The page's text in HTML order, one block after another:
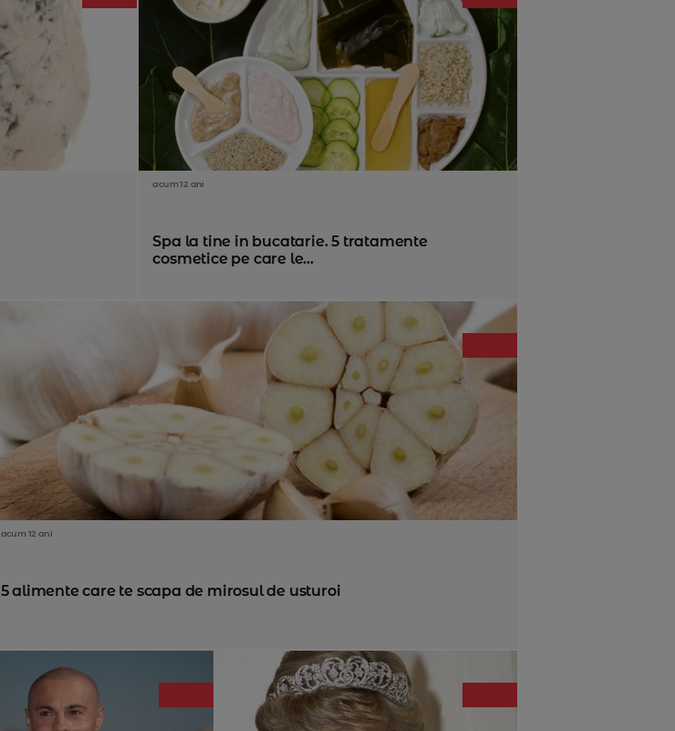
acum 12 ani
Spa la tine in bucatarie. 5 tratamente
cosmetice pe care le...
acum 12 ani
5 alimente care te scapa de mirosul de usturoi